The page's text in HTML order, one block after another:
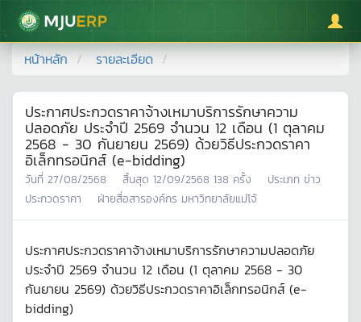
มหาวิทยาลัยแม่โจ้
หน้าหลัก รายละเอียด
ประกาศประกวดราคาจ้างเหมาบริการรักษาความ
ปลอดภัย ประจำปี 2569 จำนวน 12 เดือน (1 ตุลาคม
2568 - 30 กันยายน 2569) ด้วยวิธีประกวดราคา
อิเล็กทรอนิกส์ (e-bidding)
วันที่ 27/08/2568 สิ้นสุด 12/09/2568 138 ครั้ง ประเภท ข่าว
ประกวดราคา
ฝ่ายสื่อสารองค์กร มหาวิทยาลัยแม่โจ้
ประกาศประกวดราคาจ้างเหมาบริการรักษาความปลอดภัย
ประจำปี 2569 จำนวน 12 เดือน (1 ตุลาคม 2568 - 30
กันยายน 2569) ด้วยวิธีประกวดราคาอิเล็กทรอนิกส์ (e-
bidding)